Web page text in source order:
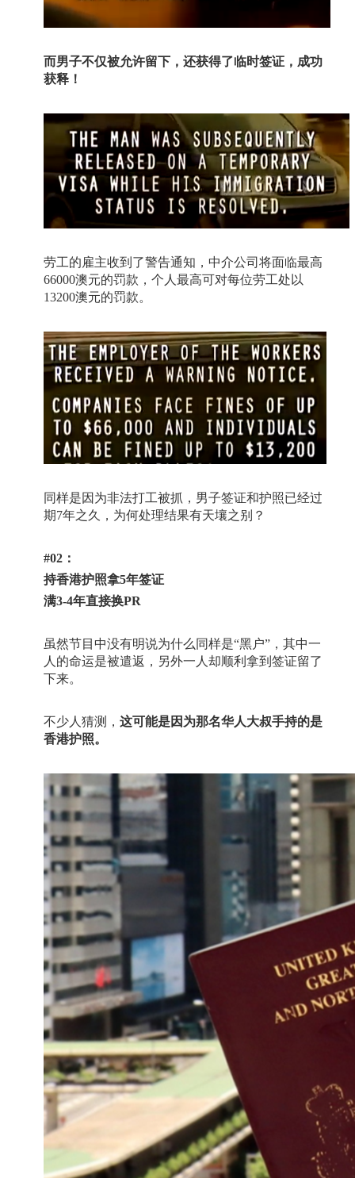
而男子不仅被允许留下，还获得了临时签证，成功
获释！
劳工的雇主收到了警告通知，中介公司将面临最高
66000澳元的罚款，个人最高可对每位劳工处以
13200澳元的罚款。
同样是因为非法打工被抓，男子签证和护照已经过
期7年之久，为何处理结果有天壤之别？
#02 ：
持香港护照拿5年签证
满3-4年直接换PR
虽然节目中没有明说为什么同样是“黑户” ，其中一
人的命运是被遣返，另外一人却顺利拿到签证留了
下来。
不少人猜测， 这可能是因为那名华人大叔手持的是
香港护照。